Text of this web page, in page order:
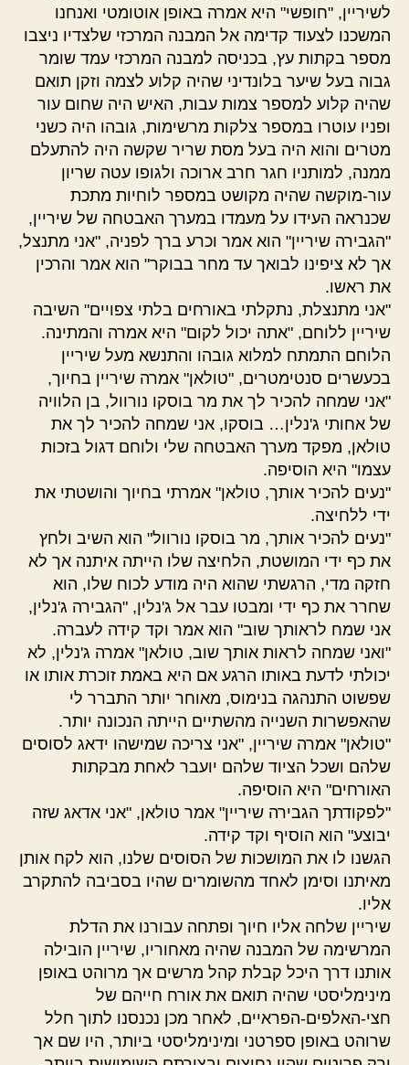
לשיריין, "חופשי" היא אמרה באופן אוטומטי ואנחנו
המשכנו לצעוד קדימה אל המבנה המרכזי שלצדיו ניצבו
מספר בקתות עץ, בכניסה למבנה המרכזי עמד שומר
גבוה בעל שיער בלונדיני שהיה קלוע לצמה וזקן תואם
שהיה קלוע למספר צמות עבות, האיש היה שחום עור
ופניו עוטרו במספר צלקות מרשימות, גובהו היה כשני
מטרים והוא היה בעל מסת שריר שקשה היה להתעלם
ממנה, למותניו חגר חרב ארוכה ולגופו עטה שריון
עור-מוקשה שהיה מקושט במספר לוחיות מתכת
שכנראה העידו על מעמדו במערך האבטחה של שיריין,
"הגבירה שיריין" הוא אמר וכרע ברך לפניה, "אני מתנצל,
אך לא ציפינו לבואך עד מחר בבוקר" הוא אמר והרכין
את ראשו.
"אני מתנצלת, נתקלתי באורחים בלתי צפויים" השיבה
שיריין ללוחם, "אתה יכול לקום" היא אמרה והמתינה.
הלוחם התמתח למלוא גובהו והתנשא מעל שיריין
בכעשרים סנטימטרים, "טולאן" אמרה שיריין בחיוך,
"אני שמחה להכיר לך את מר בוסקו נורוול, בן הלוויה
של אחותי ג'נלין… בוסקו, אני שמחה להכיר לך את
טולאן, מפקד מערך האבטחה שלי ולוחם דגול בזכות
עצמו" היא הוסיפה.
"נעים להכיר אותך, טולאן" אמרתי בחיוך והושטתי את
ידי ללחיצה.
"נעים להכיר אותך, מר בוסקו נורוול" הוא השיב ולחץ
את כף ידי המושטת, הלחיצה שלו הייתה איתנה אך לא
חזקה מדי, הרגשתי שהוא היה מודע לכוח שלו, הוא
שחרר את כף ידי ומבטו עבר אל ג'נלין, "הגבירה ג'נלין,
אני שמח לראותך שוב" הוא אמר וקד קידה לעברה.
"ואני שמחה לראות אותך שוב, טולאן" אמרה ג'נלין, לא
יכולתי לדעת באותו הרגע אם היא באמת זוכרת אותו או
שפשוט התנהגה בנימוס, מאוחר יותר התברר לי
שהאפשרות השנייה מהשתיים הייתה הנכונה יותר.
"טולאן" אמרה שיריין, "אני צריכה שמישהו ידאג לסוסים
שלהם ושכל הציוד שלהם יועבר לאחת מבקתות
האורחים" היא הוסיפה.
"לפקודתך הגבירה שיריין" אמר טולאן, "אני אדאג שזה
יבוצע" הוא הוסיף וקד קידה.
הגשנו לו את המושכות של הסוסים שלנו, הוא לקח אותן
מאיתנו וסימן לאחד מהשומרים שהיו בסביבה להתקרב
אליו.
שיריין שלחה אליו חיוך ופתחה עבורנו את הדלת
המרשימה של המבנה שהיה מאחוריו, שיריין הובילה
אותנו דרך היכל קבלת קהל מרשים אך מרוהט באופן
מינימליסטי שהיה תואם את אורח חייהם של
חצי-האלפים-הפראיים, לאחר מכן נכנסנו לתוך חלל
שרוהט באופן ספרטני ומינימליסטי ביותר, היו שם אך